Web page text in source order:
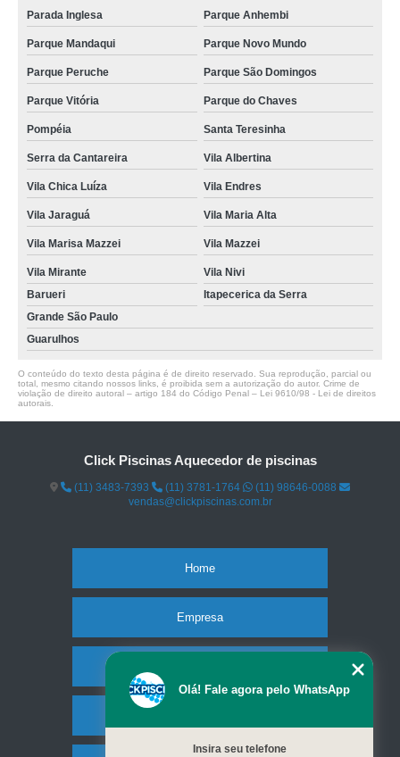
Parada Inglesa Parque Anhembi
Parque Mandaqui Parque Novo Mundo
Parque Peruche Parque São Domingos
Parque Vitória Parque do Chaves
Pompéia Santa Teresinha
Serra da Cantareira Vila Albertina
Vila Chica Luíza Vila Endres
Vila Jaraguá Vila Maria Alta
Vila Marisa Mazzei Vila Mazzei
Vila Mirante
Vila Nivi
Barueri
Itapecerica da Serra
Grande São Paulo
Guarulhos
O conteúdo do texto desta página é de direito reservado. Sua reprodução, parcial ou
total, mesmo citando nossos links, é proibida sem a autorização do autor. Crime de
violação de direito autoral – artigo 184 do Código Penal – Lei 9610/98 - Lei de direitos
autorais
Click Piscinas Aquecedor de piscinas
(11) 3483-7393 (11) 3781-1764
(11) 98646-0088
vendas@clickpiscinas.com.br
Home
Empresa
Olá! Fale agora pelo WhatsApp
Insira seu telefone